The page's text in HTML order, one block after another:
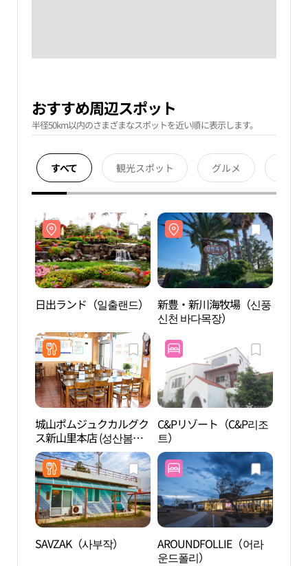
おすすめ周辺スポット
半径50km以内のさまざまなスポットを近い順に表示します。
すべて 観光スポット グルメ
日出ランド（일출랜드）
新豊・新川海牧場（신풍
신천 바다목장）
城山ポムジュクカルグク
ス新山里本店 (성산봄죽
칼국수 신산리 본점)
C&Pリゾート（C&P리조
트）
SAVZAK（사부작）
AROUNDFOLLIE（어라
운드폴리）